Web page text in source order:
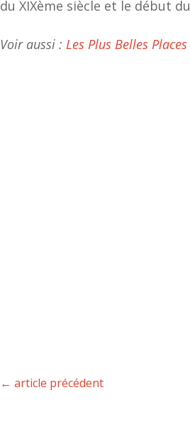
du XIXème siècle et le début
Voir aussi :Les Plus Belles
←article précédent